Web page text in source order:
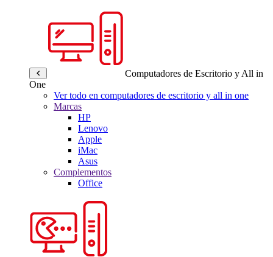
Computadores de Escritorio y All in
One
Ver todo en computadores de escritorio y all in one
Marcas
HP
Lenovo
Apple
iMac
Asus
Complementos
Office